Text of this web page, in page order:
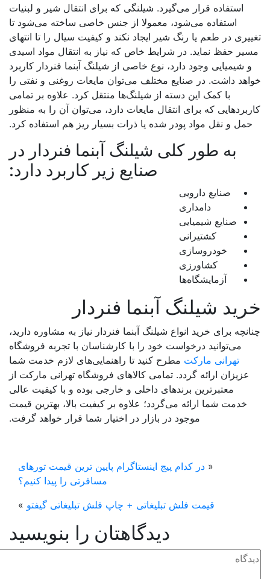
استفاده قرار می‌گیرد. شیلنگی که برای انتقال شیر و لبنیات
استفاده می‌شود، معمولا از جنس خاصی ساخته می‌شود تا
در طعم یا رنگ شیر ایجاد نکند و کیفیت سیال را تا انتهای
حفظ نماید. در شرایط خاص که نیاز به انتقال مواد اسیدی
و شیمیایی وجود دارد، نوع خاصی از شیلنگ آبنما فنردار کاربرد
داشت. در صنایع مختلف می‌توان مایعات روغنی و نفتی را
با کمک این دسته از شیلنگ‌ها منتقل کرد. علاوه بر تمامی
که برای انتقال مایعات دارد، می‌توان آن را به منظور
حمل و نقل مواد پودر شده یا ذرات بسیار ریز هم استفاده کرد.
به طور کلی شیلنگ آبنما فنردار در
صنایع زیر کاربرد دارد:
صنایع دارویی
دامداری
صنایع شیمیایی
کشتیرانی
خودروسازی
کشاورزی
آزمایشگاه‌ها
شیلنگ آبنما فنردار
برای خرید انواع شیلنگ آبنما فنردار نیاز به مشاوره دارید،
می‌توانید درخواست خود را با کارشناسان با تجربه فروشگاه
تهرانی مارکتمطرح کنید تا راهنمایی‌های لازم خدمت شما
عزیزان ارائه گردد. تمامی کالاهای فروشگاه تهرانی مارکت از
معتبرترین برندهای داخلی و خارجی بوده و با کیفیت عالی
خدمت شما ارائه می‌گردد؛ علاوه بر کیفیت بالا، بهترین قیمت
موجود در بازار در اختیار شما قرار خواهد گرفت.
در کدام پیج اینستاگرام پایین ترین قیمت تورهای
مسافرتی را پیدا کنیم؟
قیمت فلش تبلیغاتی + چاپ فلش تبلیغاتی گیفتو»
دیدگاهتان را بنویسید